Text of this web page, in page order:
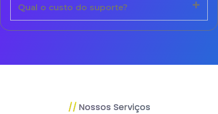
Qual o custo do suporte?
Nossos Serviços